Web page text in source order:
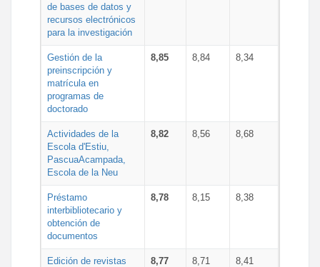
de bases de datos y
recursos electrónicos
para la investigación
Gestión de la
preinscripción y
matrícula en
programas de
doctorado
8,85 8,84 8,34
Actividades de la
Escola d'Estiu,
PascuaAcampada,
Escola de la Neu
8,82 8,56 8,68
Préstamo
interbibliotecario y
obtención de
documentos
8,78 8,15 8,38
Edición de revistas
8,77 8,71 8,41